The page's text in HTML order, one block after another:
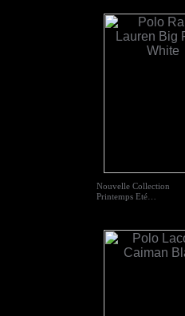
Nouvelle Collection
Printemps Eté…